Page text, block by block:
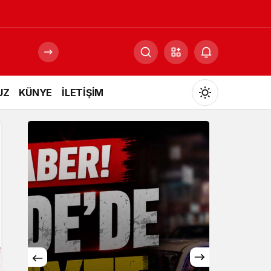
KÜNYE İLETİŞİM
Mod
değiştir
Gündüz Modu
Gündüz modunu seçin.
Gece Modu
Gece modunu seçin.